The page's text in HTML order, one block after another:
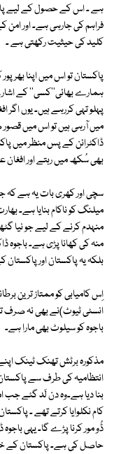
ہے ۔ اس کے حصول کے لیے
فراہم کی جارہی ہے۔ اور
کلید کی حیثیت رکھتی ہے ۔
پاکستان تو اس میں اپنا
ہمارے بھائی''کسی'' کے
پہلو تہی کررہے ہیں۔ یوں اگر
میں آرہی ہیں تو اس میں قصور
ڈاکٹرائن کے پس منظر میں
بھی سُکھ میں رہتے اور افغان
سچی اور کھری بات یہ ہے کہ
میلنگ کو ناکام بنایا ہے۔
منہدم کرنے کے لیے جو نیا
منہ کی کھانا پڑی ہے۔ باجوہ
بلکہ یہ پاکستان اور
انسٹی ٹیوٹ)نے بھی نہ صرف
باجوہ کو سیلوٹ بھی مارا ہے۔
مذکورہ برٹش تھنک ٹینک
انتظامیہ کی طرف سے
بنا دیا ہے۔وہ دن لَد گئے
کام نکلوایا کرتے تھے ۔
ڈُو مور کرنا پڑے گا۔ یہی
حاصل کی ہے۔ پاکستان کے